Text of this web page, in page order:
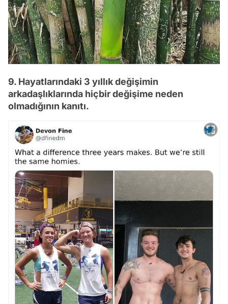
9. Hayatlarındaki 3 yıllık değişimin
arkadaşlıklarında hiçbir değişime neden
olmadığının kanıtı.